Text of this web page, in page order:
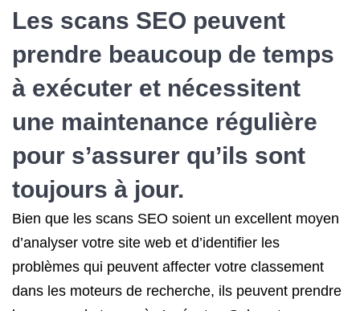
Les scans SEO peuvent
prendre beaucoup de temps
à exécuter et nécessitent
une maintenance régulière
pour s’assurer qu’ils sont
toujours à jour.
Bien que les scans SEO soient un excellent moyen
d’analyser votre site web et d’identifier les
problèmes qui peuvent affecter votre classement
dans les moteurs de recherche, ils peuvent prendre